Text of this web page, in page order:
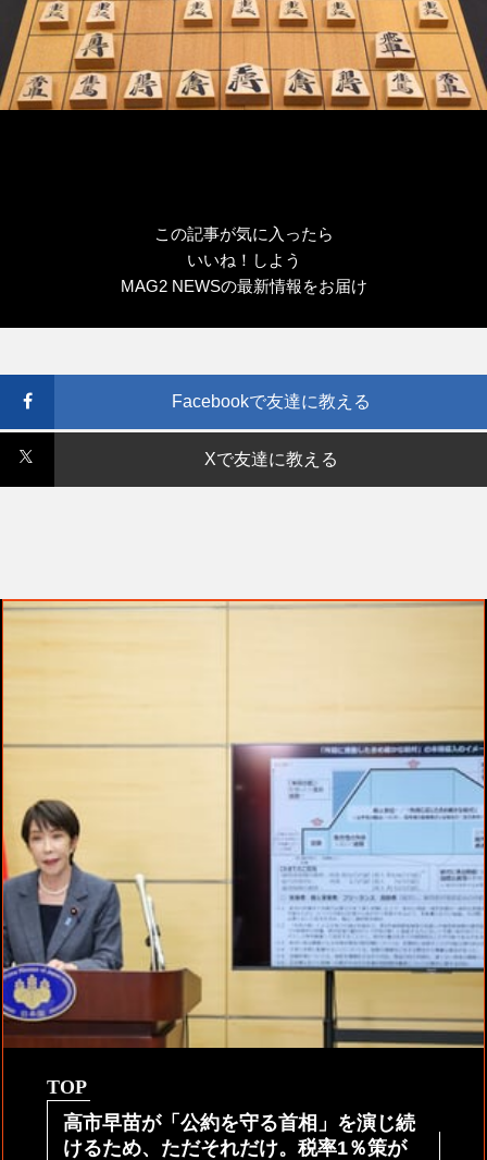
この記事が気に入ったら
いいね！しよう
MAG2 NEWSの最新情報をお届け
Facebookで友達に教える
Xで友達に教える
TOP
高市早苗が「公約を守る首相」を演じ続
けるため、ただそれだけ。税率1％策が